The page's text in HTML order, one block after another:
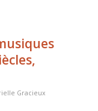
Gracieux